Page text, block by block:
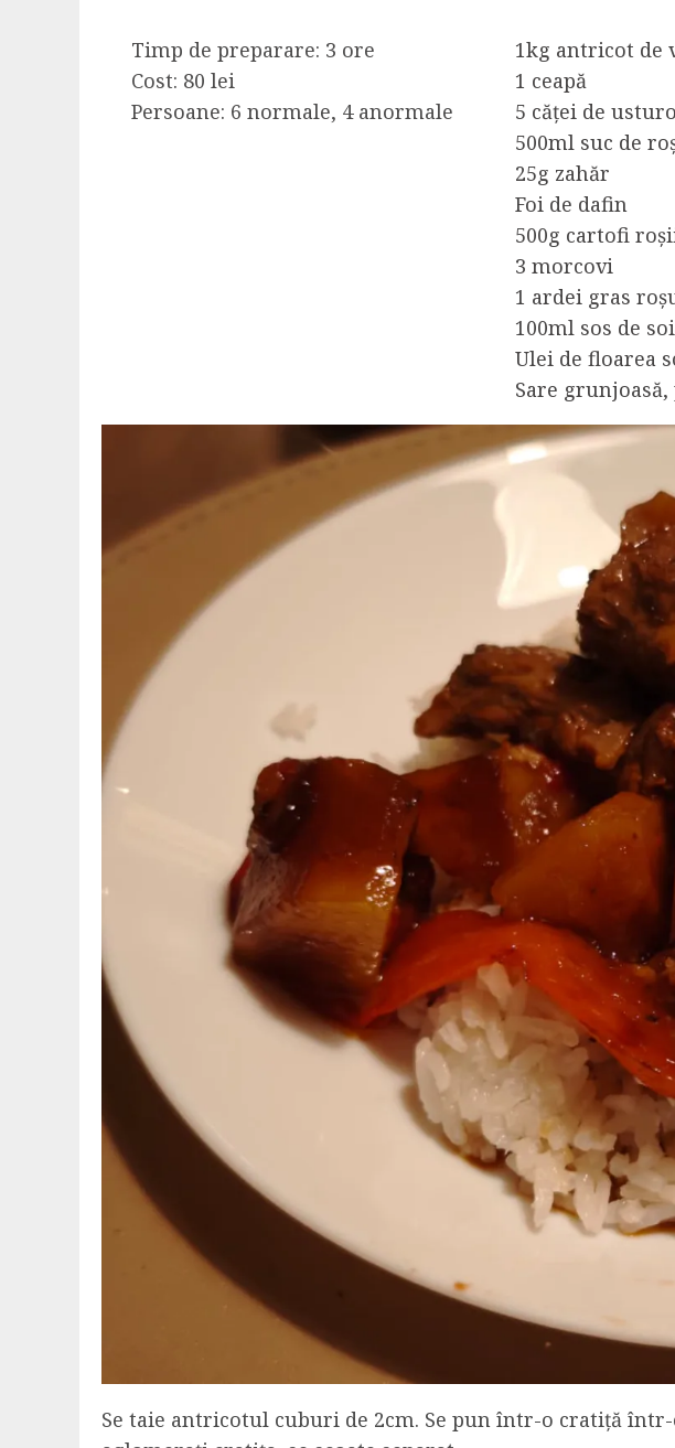
Timp de preparare: 3 ore
Cost: 80 lei
Persoane: 6 normale, 4 anormale
1kg antricot de
1 ceapă
5 căței de
500ml suc de
25g zahăr
Foi de dafin
500g cartofi
3 morcovi
1 ardei gras
100ml sos de
Ulei de floarea
Sare
Se taie antricotul cuburi de 2cm. Se pun într-o cratiță